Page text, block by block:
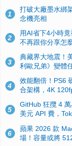
1
打破大廠墨水綁
念機亮相
2
用AI省下4小時
不再跟你分享怎
3
典藏界大地震！
利歐兄弟》變體
4
效能翻倍！PS6
合架構，4K
5
GitHub 狂攬 4
美元 API 費，
6
蘋果 2026 款
場！容量或將